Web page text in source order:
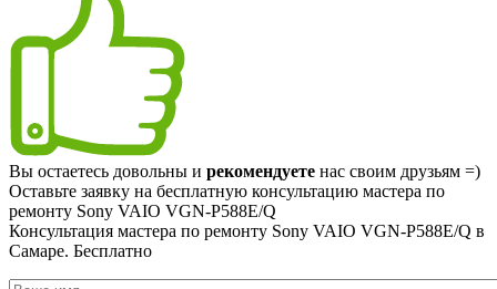
Вы остаетесь довольны и рекомендуете нас своим друзьям =)
Оставьте заявку на бесплатную консультацию мастера по
ремонту Sony VAIO VGN-P588E/Q
Консультация мастера по ремонту Sony VAIO VGN-P588E/Q в
Самаре. Бесплатно